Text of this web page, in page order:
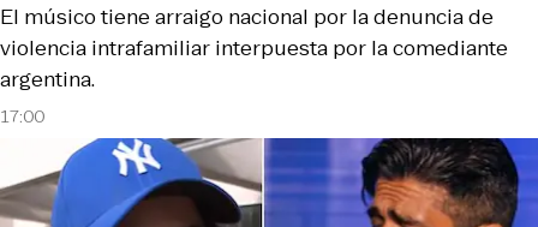
17:00
El músico tiene arraigo nacional por la denuncia de
violencia intrafamiliar interpuesta por la comediante
argentina.